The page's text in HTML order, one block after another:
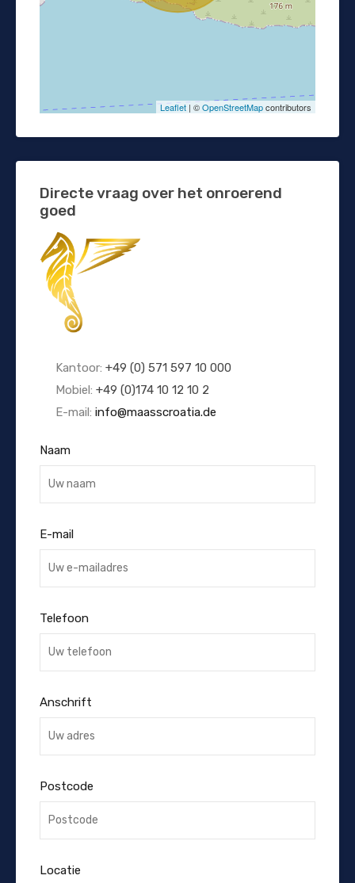
Leaflet | ©OpenStreetMapcontributors
Directe vraag over het onroerend
goed
Kantoor: +49 (0) 571 597 10 000
Mobiel: +49 (0)174 10 12 10 2
E-mail: info@maasscroatia.de
Naam
E-mail
Telefoon
Anschrift
Postcode
Locatie